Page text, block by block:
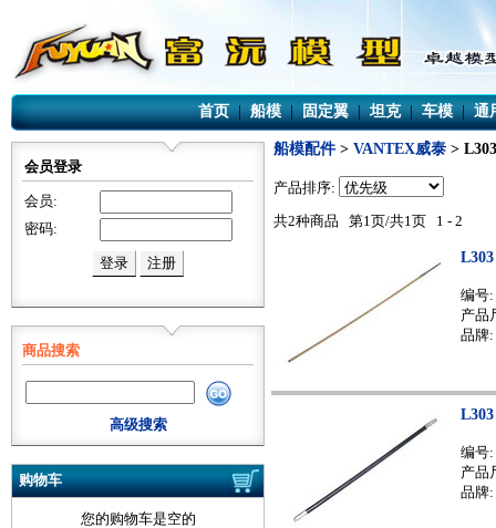
首页|船模|固定翼|坦克|车模 |通
会员登录
会员:
密码:
商品搜索
高级搜索
购物车
您的购物车是空的
船模配件> VANTEX威泰 >
产品排序:
共2种商品 第1页/共1页 1 - 2
编号:
产品
品牌:
编号:
产品
品牌: